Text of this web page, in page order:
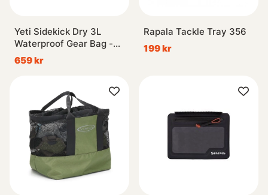
Yeti Sidekick Dry 3L
Waterproof Gear Bag -
Charcoal
659 kr
Rapala Tackle Tray 356
199 kr